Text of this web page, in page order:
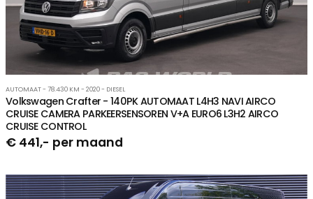
AUTOMAAT - 78.430 KM - 2020 - DIESEL
Volkswagen Crafter - 140PK AUTOMAAT L4H3 NAVI AIRCO
CRUISE CAMERA PARKEERSENSOREN V+A EURO6 L3H2 AIRCO
CRUISE CONTROL
€ 441,- per maand